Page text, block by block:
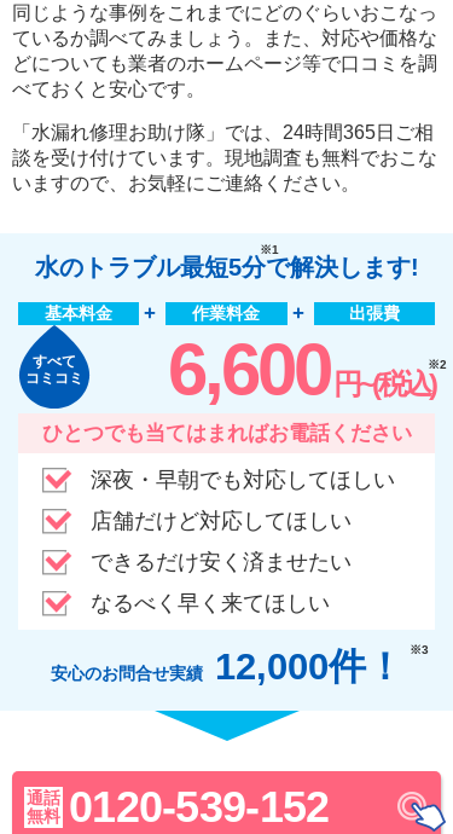
同じような事例をこれまでにどのぐらいおこなっ
ているか調べてみましょう。また、対応や価格な
どについても業者のホームページ等で口コミを調
べておくと安心です。
「水漏れ修理お助け隊」では、24時間365日ご相
談を受け付けています。現地調査も無料でおこな
いますので、お気軽にご連絡ください。
水のトラブル最短5分
※1
で解決します!
基本料金 作業料金 出張費
すべて
コミコミ
6,600 円~(税込)
※2
ひとつでも当てはまればお電話ください
深夜・早朝でも対応してほしい
店舗だけど対応してほしい
できるだけ安く済ませたい
なるべく早く来てほしい
安心のお問合せ実績 12,000件！ ※3
通話
無料 0120-539-152